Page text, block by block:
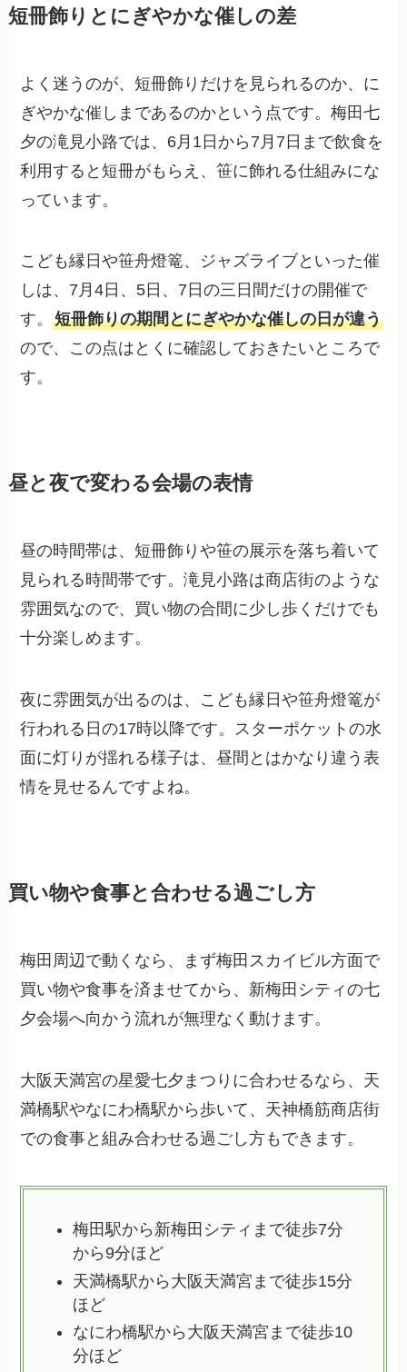
短冊飾りとにぎやかな催しの差
よく迷うのが、短冊飾りだけを見られるのか、に
ぎやかな催しまであるのかという点です。梅田七
夕の滝見小路では、6月1日から7月7日まで飲食を
利用すると短冊がもらえ、笹に飾れる仕組みにな
っています。
こども縁日や笹舟燈篭、ジャズライブといった催
しは、7月4日、5日、7日の三日間だけの開催で
す。短冊飾りの期間とにぎやかな催しの日が違う
ので、この点はとくに確認しておきたいところで
す。
昼と夜で変わる会場の表情
昼の時間帯は、短冊飾りや笹の展示を落ち着いて
見られる時間帯です。滝見小路は商店街のような
雰囲気なので、買い物の合間に少し歩くだけでも
十分楽しめます。
夜に雰囲気が出るのは、こども縁日や笹舟燈篭が
行われる日の17時以降です。スターポケットの水
面に灯りが揺れる様子は、昼間とはかなり違う表
情を見せるんですよね。
買い物や食事と合わせる過ごし方
梅田周辺で動くなら、まず梅田スカイビル方面で
買い物や食事を済ませてから、新梅田シティの七
夕会場へ向かう流れが無理なく動けます。
大阪天満宮の星愛七夕まつりに合わせるなら、天
満橋駅やなにわ橋駅から歩いて、天神橋筋商店街
での食事と組み合わせる過ごし方もできます。
梅田駅から新梅田シティまで徒歩7分
から9分ほど
天満橋駅から大阪天満宮まで徒歩15分
ほど
なにわ橋駅から大阪天満宮まで徒歩10
分ほど